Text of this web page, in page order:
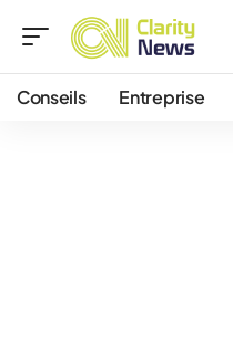
Conseils Entreprise